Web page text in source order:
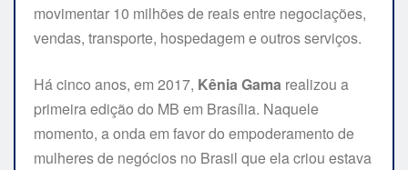
movimentar 10 milhões de reais entre negociações,
vendas, transporte, hospedagem e outros serviços.
Há cinco anos, em 2017, Kênia Gama realizou a
primeira edição do MB em Brasília. Naquele
momento, a onda em favor do empoderamento de
mulheres de negócios no Brasil que ela criou estava